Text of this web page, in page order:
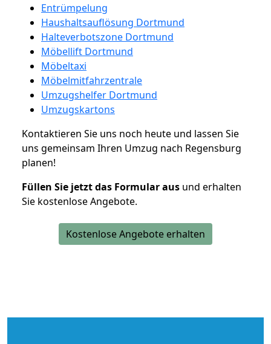
Entrümpelung
Haushaltsauflösung Dortmund
Halteverbotszone Dortmund
Möbellift Dortmund
Möbeltaxi
Möbelmitfahrzentrale
Umzugshelfer Dortmund
Umzugskartons
Kontaktieren Sie uns noch heute und lassen Sie
uns gemeinsam Ihren Umzug nach Regensburg
planen!
Füllen Sie jetzt das Formular aus und erhalten
Sie kostenlose Angebote.
Kostenlose Angebote erhalten